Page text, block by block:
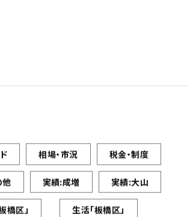
相場・市況 税金・制度
他 実績:成増 実績:大山
橋区」 生活「板橋区」